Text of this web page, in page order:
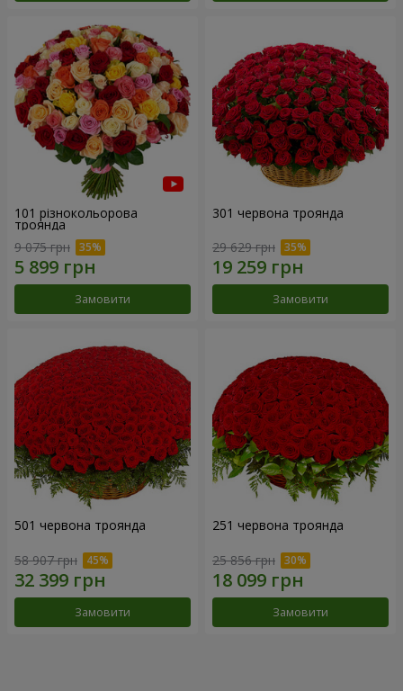
101 різнокольорова
троянда
9 075 грн
Замовити
301 червона троянда
29 629 грн
Замовити
501 червона троянда
58 907 грн
Замовити
251 червона троянда
25 856 грн
Замовити